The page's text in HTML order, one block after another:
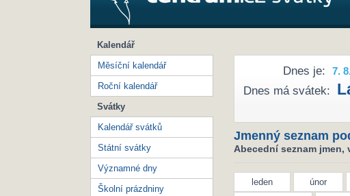
Dnes je: 7.
Dnes má svátek:
Jmenný seznam
Abecední seznam
leden únor
Kalendář
Měsíční kalendář
Roční kalendář
Svátky
Kalendář svátků
Státní svátky
Významné dny
Školní prázdniny